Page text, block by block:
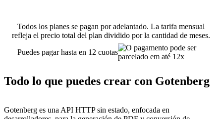
Todos los planes se pagan por adelantado. La tarifa mensual
refleja el precio total del plan dividido por la cantidad de meses.
Puedes pagar hasta en 12 cuotas
Todo lo que puedes crear con Gotenberg
Gotenberg es una API HTTP sin estado, enfocada en